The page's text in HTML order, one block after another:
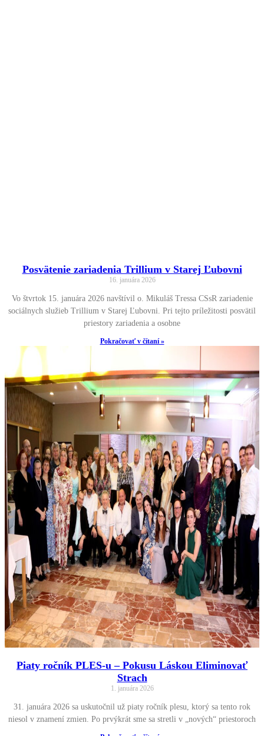
Posvätenie zariadenia Trillium v Starej Ľubovni
16. januára 2026
Vo štvrtok 15. januára 2026 navštívil o. Mikuláš Tressa CSsR zariadenie
sociálnych služieb Trillium v Starej Ľubovni. Pri tejto príležitosti posvätil
priestory zariadenia a osobne
Pokračovať v čítaní »
Piaty ročník PLES-u – Pokusu Láskou Eliminovať
Strach
1. januára 2026
31. januára 2026 sa uskutočnil už piaty ročník plesu, ktorý sa tento rok
niesol v znamení zmien. Po prvýkrát sme sa stretli v „nových“ priestoroch